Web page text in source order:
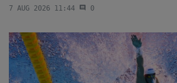
7 AUG 2026 11:44 0